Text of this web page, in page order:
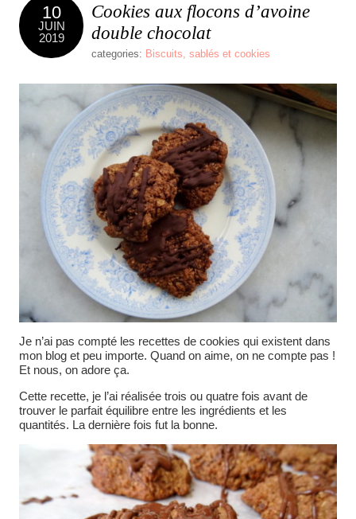
10
JUIN
2019
Cookies aux flocons d’avoine
double chocolat
categories: Biscuits, sablés et cookies
Je n’ai pas compté les recettes de cookies qui existent dans
mon blog et peu importe. Quand on aime, on ne compte pas !
Et nous, on adore ça.
Cette recette, je l’ai réalisée trois ou quatre fois avant de
trouver le parfait équilibre entre les ingrédients et les
quantités. La dernière fois fut la bonne.